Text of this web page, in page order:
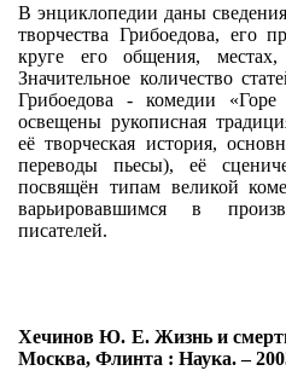
В энциклопедии даны
творчества Грибоедова, его
круге его общения,
Значительное количество
Грибоедова - комедии
освещены рукописная
её творческая история,
переводы пьесы), её
посвящён типам великой
варьировавшимся в
писателей.
Хечинов Ю. Е. Жизнь и
Москва, Флинта : Наука. –